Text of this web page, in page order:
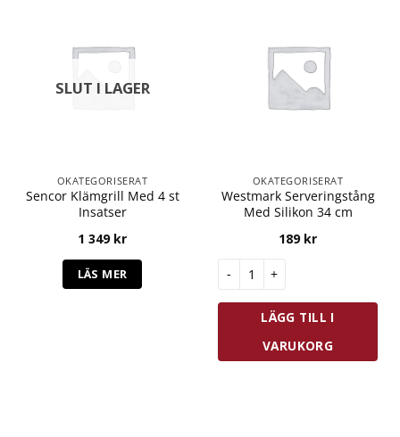
SLUT I LAGER
OKATEGORISERAT
Sencor Klämgrill Med 4 st
Insatser
1 349 kr
LÄS MER
OKATEGORISERAT
Westmark Serveringstång
Med Silikon 34 cm
189 kr
LÄGG TILL I
VARUKORG